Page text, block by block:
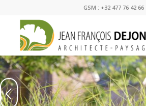
GSM : +32 477 76 42 66